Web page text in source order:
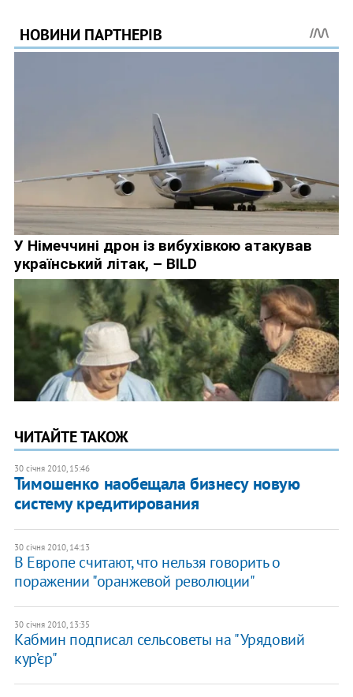
ЧИТАЙТЕ ТАКОЖ
30 січня 2010, 15:46
Тимошенко наобещала бизнесу новую
систему кредитирования
30 січня 2010, 14:13
В Европе считают, что нельзя говорить о
поражении "оранжевой революции"
30 січня 2010, 13:35
Кабмин подписал сельсоветы на "Урядовий
кур’єр"